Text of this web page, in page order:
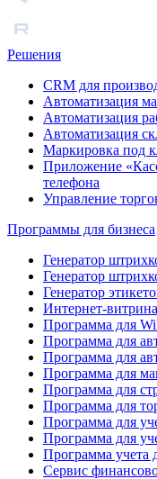
Решения
CRM для
Автоматизация
Автоматизация
Автоматизация
Маркировка под
Приложение
телефона
Управление
Программы для бизнеса
Генератор
Генератор
Генератор
Интернет-
Программа для
Программа для
Программа для
Программа для
Программа для
Программа для
Программа для
Программа для
Программа учета
Сервис